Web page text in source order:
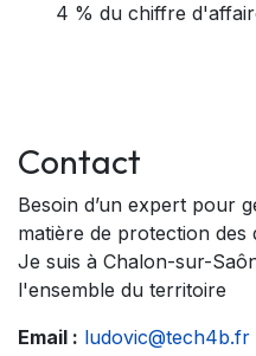
4 % du chiffre
Contact
Besoin d’un expert pour
matière de protection des
Je suis à Chalon-sur-
l'ensemble du territoire
Email : ludovic@tech4b.fr